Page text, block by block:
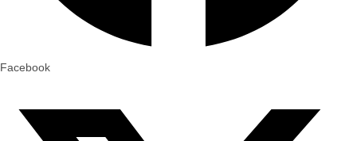
Facebook